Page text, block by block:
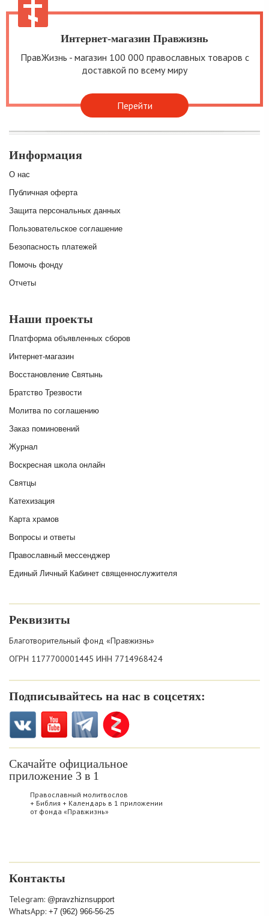
Интернет-магазин Правжизнь
ПравЖизнь - магазин 100 000 православных товаров с
доставкой по всему миру
Перейти
Информация
О нас
Публичная оферта
Защита персональных данных
Пользовательское соглашение
Безопасность платежей
Помочь фонду
Отчеты
Наши проекты
Платформа объявленных сборов
Интернет-магазин
Восстановление Святынь
Братство Трезвости
Молитва по соглашению
Заказ поминовений
Журнал
Воскресная школа онлайн
Святцы
Катехизация
Карта храмов
Вопросы и ответы
Православный мессенджер
Единый Личный Кабинет священнослужителя
Реквизиты
Благотворительный фонд «Правжизнь»
ОГРН 1177700001445 ИНН 7714968424
Подписывайтесь на нас в соцсетях:
Скачайте официальное
приложение 3 в 1
Православный молитвослов
+ Библия + Календарь в 1 приложении
от фонда «Правжизнь»
Контакты
Telegram: @pravzhiznsupport
WhatsApp: +7 (962) 966-56-25